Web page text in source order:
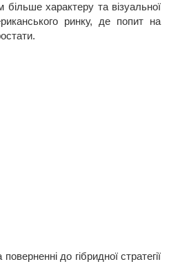
характеру та візуальної
ринку, де попит на
до гібридної стратегії